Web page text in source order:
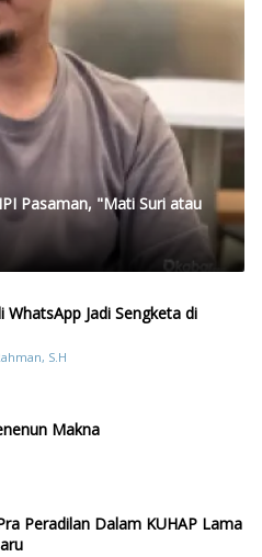
Pasaman, "Mati Suri atau
WhatsApp Jadi Sengketa di
S.H
Makna
Peradilan Dalam KUHAP Lama